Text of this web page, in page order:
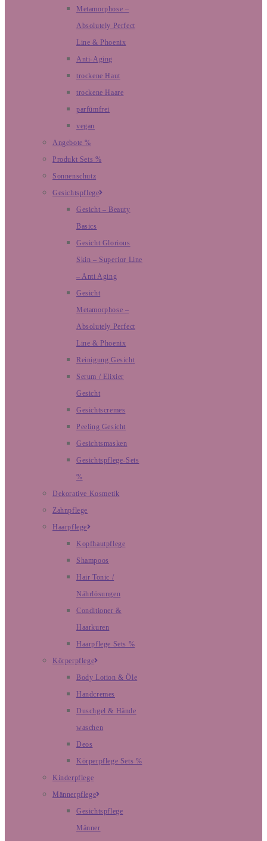
Metamorphose –
Absolutely Perfect
Line & Phoenix
Anti-Aging
trockene Haut
trockene Haare
parfümfrei
vegan
Angebote %
Produkt Sets %
Sonnenschutz
Gesichtspflege
Gesicht – Beauty
Basics
Gesicht Glorious
Skin – Superior Line
– Anti Aging
Gesicht
Metamorphose –
Absolutely Perfect
Line & Phoenix
Reinigung Gesicht
Serum / Elixier
Gesicht
Gesichtscremes
Peeling Gesicht
Gesichtsmasken
Gesichtspflege-Sets
%
Dekorative Kosmetik
Zahnpflege
Haarpflege
Kopfhautpflege
Shampoos
Hair Tonic /
Nährlösungen
Conditioner &
Haarkuren
Haarpflege Sets %
Körperpflege
Body Lotion & Öle
Handcremes
Duschgel & Hände
waschen
Deos
Körperpflege Sets %
Kinderpflege
Männerpflege
Gesichtspflege
Männer